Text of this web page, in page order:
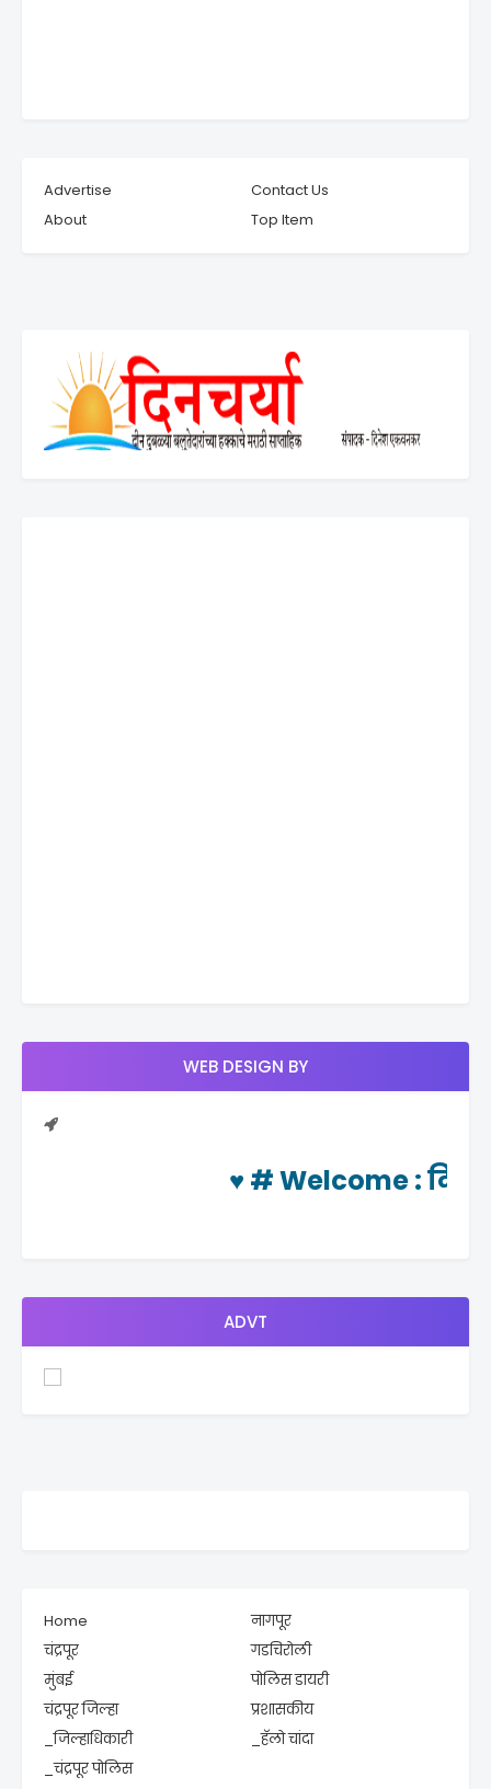
Advertise
Contact Us
About
Top Item
WEB DESIGN BY
Welcome:
ADVT
Home
नागपूर
चंद्रपूर
गडचिरोली
मुंबई
पोलिस डायरी
चंद्रपूर जिल्हा
प्रशासकीय
_जिल्हाधिकारी
_हॅलो चांदा
_चंद्रपूर पोलिस